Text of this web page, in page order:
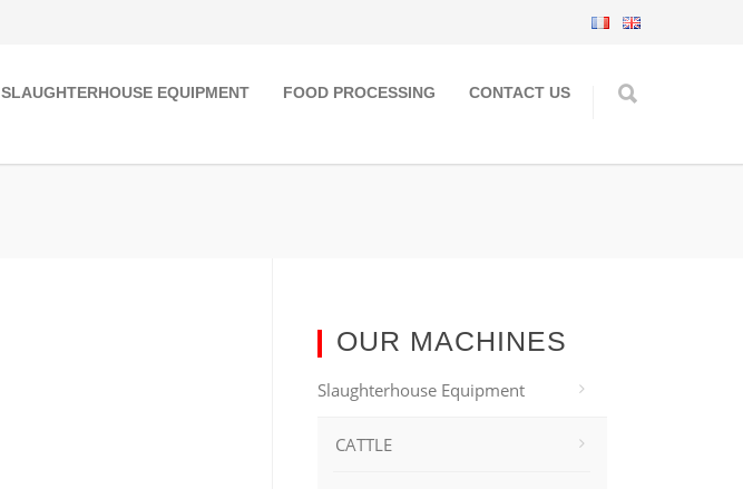
SLAUGHTERHOUSE EQUIPMENT FOOD PROCESSING CONTACT US
OUR MACHINES
Slaughterhouse Equipment
CATTLE